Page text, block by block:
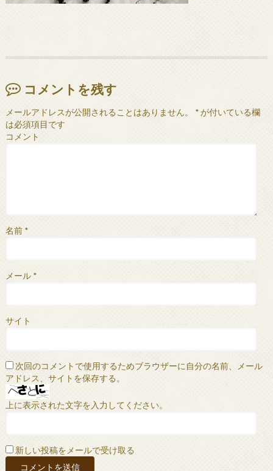
コメントを残す
メールアドレスが公開されることはありません。 *が付いている欄
は必須項目です
コメント
名前 *
メール *
サイト
次回のコメントで使用するためブラウザーに自分の名前、メール
アドレス、サイトを保存する。
上に表示された文字を入力してください。
新しい投稿をメールで受け取る